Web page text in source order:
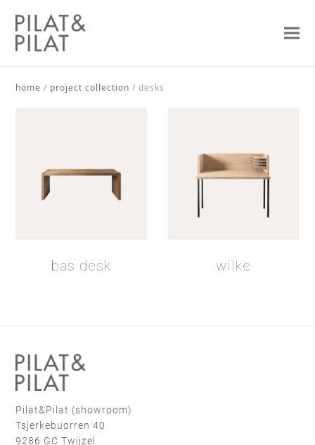
home / project collection /desks
bas desk wilke
Pilat&Pilat (showroom)
Tsjerkebuorren 40
9286 GC Twijzel